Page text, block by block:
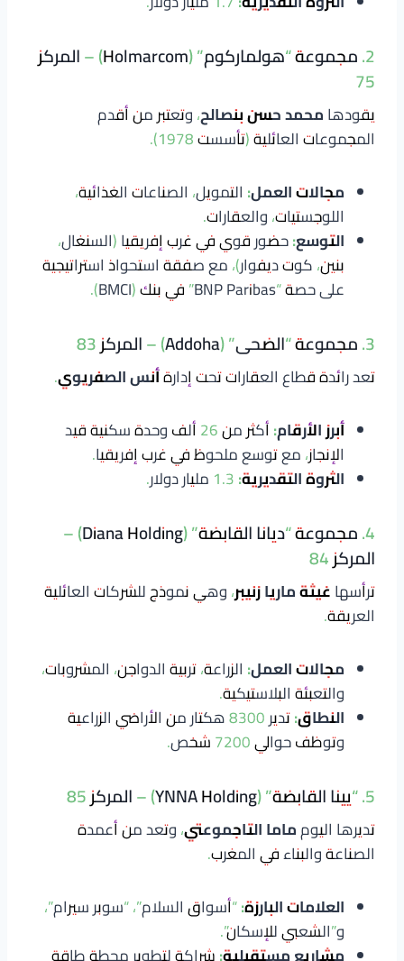
2. مجموعة “هولماركوم” (Holmarcom) – المركز
75
يقودهامحمد حسن بنصالح، وتعتبر من أقدم
المجموعات العائلية (تأسست 1978).
مجالات العمل: التمويل، الصناعات الغذائية،
اللوجستيات، والعقارات.
التوسع:حضور قوي في غرب إفريقيا (السنغال،
بنين، كوت ديفوار)، مع صفقة استحواذ استراتيجية
على حصة “BNP Paribas” في بنك (BMCI).
3. مجموعة “الضحى” (Addoha) – المركز 83
تعد رائدة قطاع العقارات تحت إدارةأنس الصفريوي.
أبرز الأرقام:
أكثر من 26 ألف وحدة سكنية قيد
الإنجاز، مع توسع ملحوظ في غرب إفريقيا.
الثروة التقديرية:
4. مجموعة “ديانا القابضة” (Diana Holding) –
المركز 84
ترأسهاغيثة ماريا زنيبر، وهي نموذج للشركات العائلية
العريقة.
مجالات العمل: الزراعة، تربية الدواجن، المشروبات،
والتعبئة البلاستيكية.
النطاق:
تدير 8300 هكتار من الأراضي الزراعية
وتوظف حوالي 7200 شخص.
5. “يينا القابضة” (YNNA Holding) – المركز 85
تديرها اليومماما التاجموعتي، وتعد من أعمدة
الصناعة والبناء في المغرب.
العلامات البارزة:“أسواق السلام”، “سوبر سيرام”،
و”الشعبي للإسكان”.